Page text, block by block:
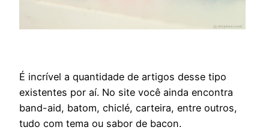
É incrível a quantidade de artigos desse tipo
existentes por aí. No site você ainda encontra
band-aid, batom, chiclé, carteira, entre outros,
tudo com tema ou sabor de bacon.